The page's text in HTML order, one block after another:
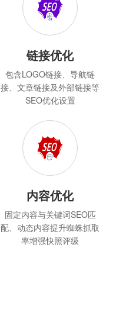
链接优化
包含LOGO链接、导航链
接、文章链接及外部链接等
SEO优化设置
内容优化
固定内容与关键词SEO匹
配、动态内容提升蜘蛛抓取
率增强快照评级